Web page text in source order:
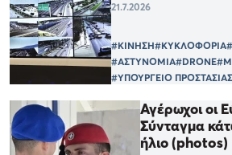
21.7.2026
#ΚΙΝΗΣΗ#ΚΥΚΛΟΦΟΡΙΑ
#ΑΣΤΥΝΟΜΙΑ#DRONE
#ΥΠΟΥΡΓΕΙΟ
Αγέρωχοι οι
Σύνταγμα
ήλιο (photos)